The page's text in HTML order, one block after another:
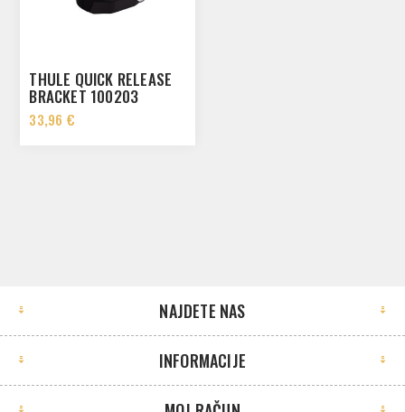
THULE QUICK RELEASE
BRACKET 100203
33,96 €
NAJDETE NAS
INFORMACIJE